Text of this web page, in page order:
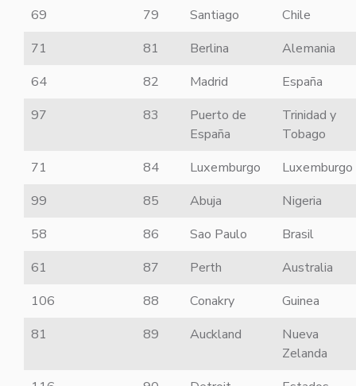
69
79 Santiago
Chile
71
81 Berlina
Alemania
64
82 Madrid
España
97
83
Puerto de
España
Trinidad y
Tobago
71
84 Luxemburgo
Luxemburgo
99
85 Abuja
Nigeria
58
86 Sao Paulo
Brasil
61
87 Perth
Australia
106
88 Conakry
Guinea
81
89 Auckland
Nueva
Zelanda